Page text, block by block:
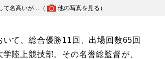
て名高いが…（ 他の写真を見る ）
て、総合優勝11回、出場回数65回
学陸上競技部。その名誉総監督が、